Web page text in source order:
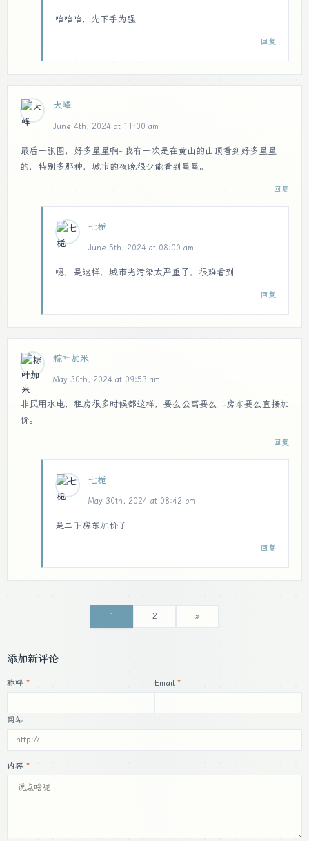
哈哈哈，先下手为强
回复
大峰
June 4th, 2024 at 11:00 am
最后一张图，好多星星啊~我有一次是在黄山的山顶看到好多星星
的，特别多那种，城市的夜晚很少能看到星星。
回复
七栀
June 5th, 2024 at 08:00 am
嗯，是这样，城市光污染太严重了，很难看到
回复
粽叶加米
May 30th, 2024 at 09:53 am
非民用水电，租房很多时候都这样，要么公寓要么二房东要么直接加
价。
回复
七栀
May 30th, 2024 at 08:42 pm
是二手房东加价了
回复
1 2 »
添加新评论
称呼 Email
网站
内容